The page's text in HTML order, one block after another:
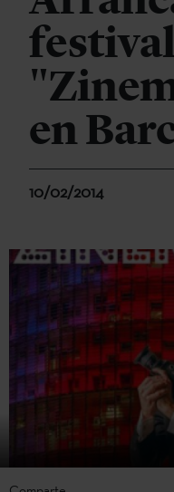
en
10/02/2014